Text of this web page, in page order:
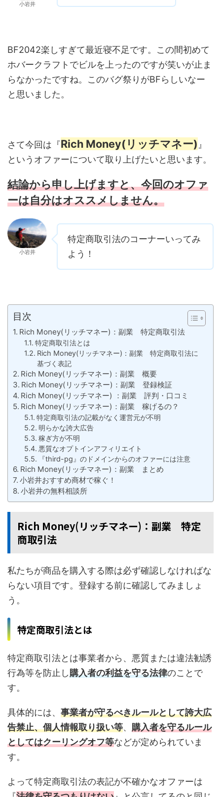
小岩井
BF2042楽しすぎて最近寝不足です。この間初めて
ホバークラフトでビルを上ったのですが笑いが止ま
らなかったですね。このバグ祭りがBFらしいなー
と思いました。
さて今回は『Rich Money(リッチマネー)』
というオファーについて取り上げたいと思います。
結論から申し上げますと、今回のオファ
ーは自分はオススメしません。
小岩井
特定商取引法のコーナーいってみ
よう！
目次
Rich Money(リッチマネー)：副業 特定商取引法
特定商取引法とは
Rich Money(リッチマネー)：副業 特定商取引法に
基づく表記
Rich Money(リッチマネー)：副業 概要
Rich Money(リッチマネー)：副業 登録検証
Rich Money(リッチマネー) ：副業 評判・口コミ
Rich Money(リッチマネー)：副業 稼げるの？
特定商取引法の記載がなく運営元が不明
明らかな誇大広告
稼ぎ方が不明
悪質なオプトインアフィリエイト
『third-pg』のドメインからのオファーには注意
Rich Money(リッチマネー)：副業 まとめ
小岩井おすすめ商材で稼ぐ！
小岩井の無料相談所
Rich Money(リッチマネー)：副業 特定
商取引法
私たちが商品を購入する際は必ず確認しなければな
らない項目です。登録する前に確認してみましょ
う。
特定商取引法とは
特定商取引法とは事業者から、悪質または違法勧誘
行為等を防止し購入者の利益を守る法律のことで
す。
具体的には、 事業者が守るべきルールとして誇大広
告禁止、個人情報取り扱い等、 購入者を守るルール
としてはクーリングオフ等などが定められていま
す。
よって特定商取引法の表記が不確かなオファーは